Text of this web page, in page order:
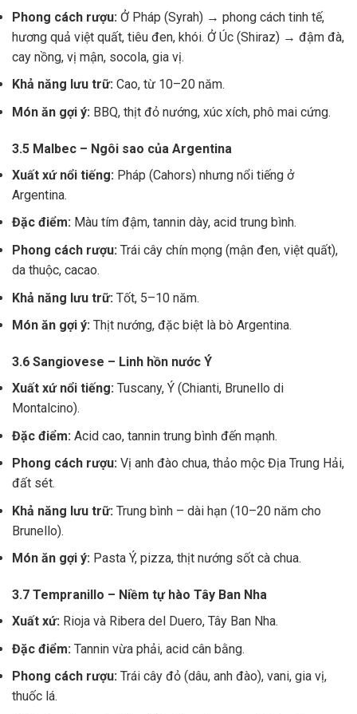
Phong cách rượu: Ở Pháp (Syrah) → phong cách tinh tế,
hương quả việt quất, tiêu đen, khói. Ở Úc (Shiraz) → đậm đà,
cay nồng, vị mận, socola, gia vị.
Khả năng lưu trữ: Cao, từ 10–20 năm.
Món ăn gợi ý: BBQ, thịt đỏ nướng, xúc xích, phô mai cứng.
3.5 Malbec – Ngôi sao của Argentina
Xuất xứ nổi tiếng: Pháp (Cahors) nhưng nổi tiếng ở
Argentina.
Đặc điểm: Màu tím đậm, tannin dày, acid trung bình.
Phong cách rượu: Trái cây chín mọng (mận đen, việt quất),
da thuộc, cacao.
Khả năng lưu trữ: Tốt, 5–10 năm.
Món ăn gợi ý: Thịt nướng, đặc biệt là bò Argentina.
3.6 Sangiovese – Linh hồn nước Ý
Xuất xứ nổi tiếng: Tuscany, Ý (Chianti, Brunello di
Montalcino).
Đặc điểm: Acid cao, tannin trung bình đến mạnh.
Phong cách rượu: Vị anh đào chua, thảo mộc Địa Trung Hải,
đất sét.
Khả năng lưu trữ: Trung bình – dài hạn (10–20 năm cho
Brunello).
Món ăn gợi ý: Pasta Ý, pizza, thịt nướng sốt cà chua.
3.7 Tempranillo – Niềm tự hào Tây Ban Nha
Xuất xứ: Rioja và Ribera del Duero, Tây Ban Nha.
Đặc điểm: Tannin vừa phải, acid cân bằng.
Phong cách rượu: Trái cây đỏ (dâu, anh đào), vani, gia vị,
thuốc lá.